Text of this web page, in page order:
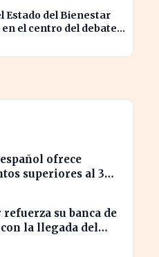
Estado del Bienestar
en el centro del debate
ofrece
superiores al 3%
refuerza su banca de
la llegada del